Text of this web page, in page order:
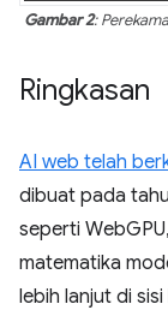
Gambar 2:
Ringkasan
AI web telah
dibuat pada
seperti
matematika
lebih lanjut di sisi